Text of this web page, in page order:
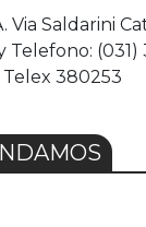
Via Saldarini
(031)
Telex 380253